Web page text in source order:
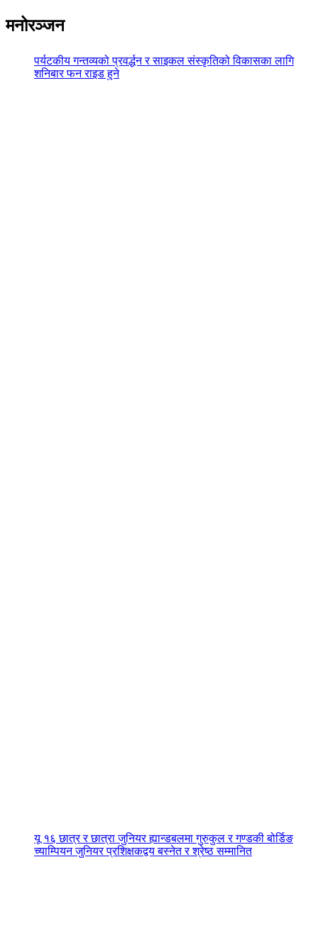
मनोरञ्जन
पर्यटकीय गन्तव्यको प्रवर्द्धन र साइकल संस्कृतिको विकासका लागि
शनिबार फन राइड हुने
यू १६ छात्र र छात्रा जुनियर ह्यान्डबलमा गुरुकुल र गण्डकी बोर्डिङ
च्याम्पियन जुनियर प्रशिक्षकद्वय बस्नेत र श्रेष्ठ सम्मानित